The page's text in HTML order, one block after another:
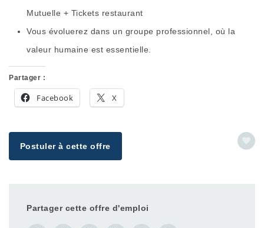
Mutuelle + Tickets restaurant
Vous évoluerez dans un groupe professionnel, où la
valeur humaine est essentielle.
Partager :
Facebook X
Postuler à cette offre
Partager cette offre d'emploi